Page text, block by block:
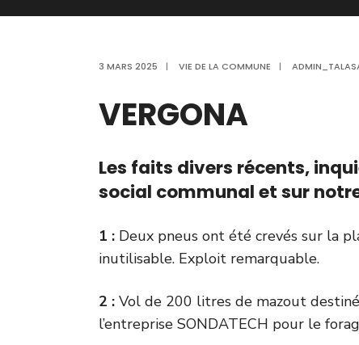
3 MARS 2025 | VIE DE LA COMMUNE |
VERGONA
Les faits divers récents,
social communal et sur
1 : Deux pneus ont été crevés sur la
inutilisable. Exploit remarquable.
2 : Vol de 200 litres de mazout
l’entreprise SONDATECH pour le